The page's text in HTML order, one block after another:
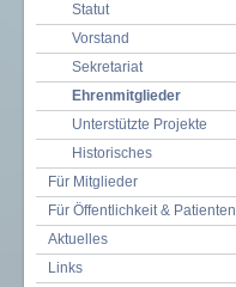
Statut
Vorstand
Sekretariat
Ehrenmitglieder
Unterstützte Projekte
Historisches
Für Mitglieder
Für Öffentlichkeit & Patienten
Aktuelles
Links